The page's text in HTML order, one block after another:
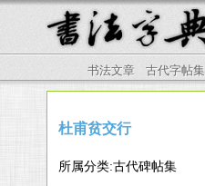
书法文章 古代字帖集
杜甫贫交行
所属分类:古代碑帖集